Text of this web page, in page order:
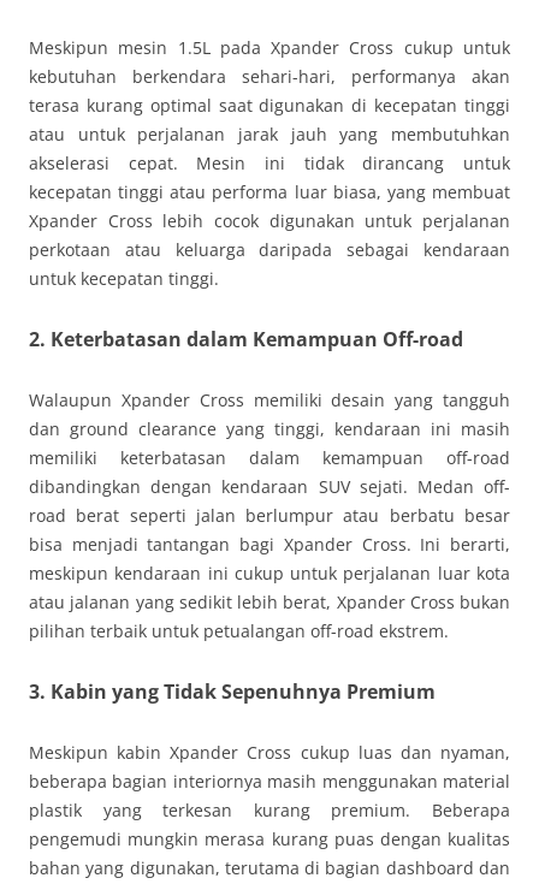
Meskipun mesin 1.5L pada Xpander Cross cukup untuk
kebutuhan berkendara sehari-hari, performanya akan
terasa kurang optimal saat digunakan di kecepatan tinggi
atau untuk perjalanan jarak jauh yang membutuhkan
akselerasi cepat. Mesin ini tidak dirancang untuk
kecepatan tinggi atau performa luar biasa, yang membuat
Xpander Cross lebih cocok digunakan untuk perjalanan
perkotaan atau keluarga daripada sebagai kendaraan
untuk kecepatan tinggi.
2. Keterbatasan dalam Kemampuan Off-road
Walaupun Xpander Cross memiliki desain yang tangguh
dan ground clearance yang tinggi, kendaraan ini masih
memiliki keterbatasan dalam kemampuan off-road
dibandingkan dengan kendaraan SUV sejati. Medan off-
road berat seperti jalan berlumpur atau berbatu besar
bisa menjadi tantangan bagi Xpander Cross. Ini berarti,
meskipun kendaraan ini cukup untuk perjalanan luar kota
atau jalanan yang sedikit lebih berat, Xpander Cross bukan
pilihan terbaik untuk petualangan off-road ekstrem.
3. Kabin yang Tidak Sepenuhnya Premium
Meskipun kabin Xpander Cross cukup luas dan nyaman,
beberapa bagian interiornya masih menggunakan material
plastik yang terkesan kurang premium. Beberapa
pengemudi mungkin merasa kurang puas dengan kualitas
bahan yang digunakan, terutama di bagian dashboard dan